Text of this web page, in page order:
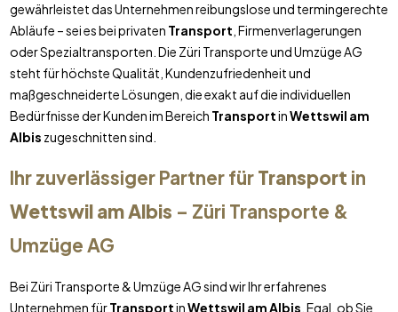
gewährleistet das Unternehmen reibungslose und termingerechte
Abläufe – sei es bei privaten Transport , Firmenverlagerungen
oder Spezialtransporten. Die Züri Transporte und Umzüge AG
steht für höchste Qualität, Kundenzufriedenheit und
maßgeschneiderte Lösungen, die exakt auf die individuellen
Bedürfnisse der Kunden im Bereich TransportinWettswil am
Albis zugeschnitten sind.
Ihr zuverlässiger Partner fürTransport in
Wettswil am Albis – Züri Transporte &
Umzüge AG
Bei Züri Transporte & Umzüge AG sind wir Ihr erfahrenes
Unternehmen fürTransportinWettswil am Albis . Egal, ob Sie